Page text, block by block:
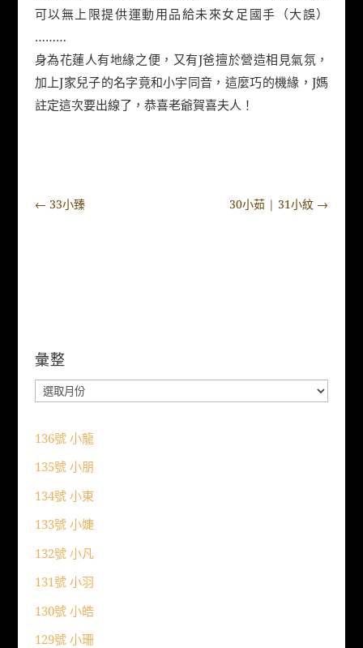
可以無上限提供運動用品給未來女足國手（大誤）
………
身為花蓮人有地緣之便，又有J爸擅於營造相見氣氛，
加上J家兒子的名字竟和小宇同音，這麼巧的機緣，J媽
註定這次要出線了，恭喜老爺賀喜夫人！
← 33小臻 30小茹 | 31小紋 →
彙整
彙
136號 小龍
135號 小朋
134號 小東
133號 小婕
132號 小凡
131號 小羽
130號 小皓
129號 小珊